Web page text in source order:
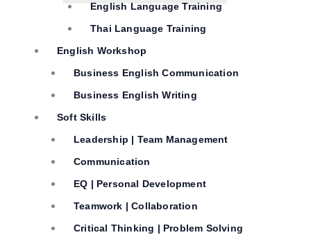
English Language Training
Thai Language Training
English Workshop
Business English Communication
Business English Writing
Soft Skills
Leadership | Team Management
Communication
EQ | Personal Development
Teamwork | Collaboration
Critical Thinking | Problem Solving